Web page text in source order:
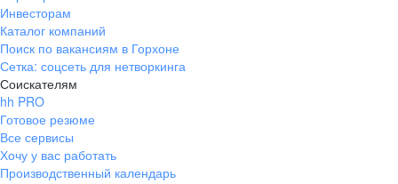
Инвесторам
Каталог компаний
Поиск по вакансиям в Горхоне
Сетка: соцсеть для нетворкинга
Соискателям
hh PRO
Готовое резюме
Все сервисы
Хочу у вас работать
Производственный календарь